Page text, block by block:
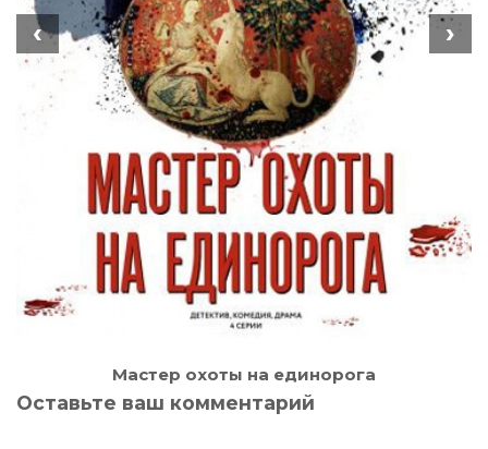
Мастер охоты на единорога
‹ ›
Оставьте ваш комментарий